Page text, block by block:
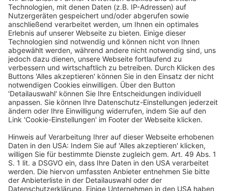
Annika Spitz ist Expertin für Brand Experiences und strategische
Kommunikation – insbesondere in der Next-Gen-Ansprache
junger Communities. In ihrer bisherigen Karriere setzte sie früh
Impulse mit dem Explorieren neuer Kanäle, Formate und
Technologien und verantwortete unter anderem Kampagnen auf
TikTok sowie Brand Activations mit Fokus auf die Gen Z.
Außerdem hat sie für Beiersdorf einen Accelerator für Beauty-
sowie Beauty-Tech-Start-ups in Korea mit aufgebaut und neue
Marken gelauncht. Bei cosnova ist sie seit Beginn 2025 Team
Lead Community Experience und verantwortet dort den
strategischen Aufbau und die Weiterentwicklung ganzheitlicher
Programme bis hin zu immersiven Brand Experiences.